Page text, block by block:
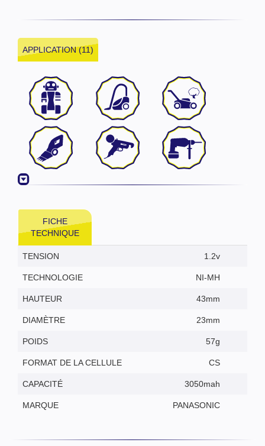
APPLICATION (11)
FICHE
TECHNIQUE
TENSION 1.2v
TECHNOLOGIE NI-MH
HAUTEUR 43mm
DIAMÈTRE 23mm
POIDS 57g
FORMAT DE LA CELLULE CS
CAPACITÉ 3050mah
MARQUE PANASONIC